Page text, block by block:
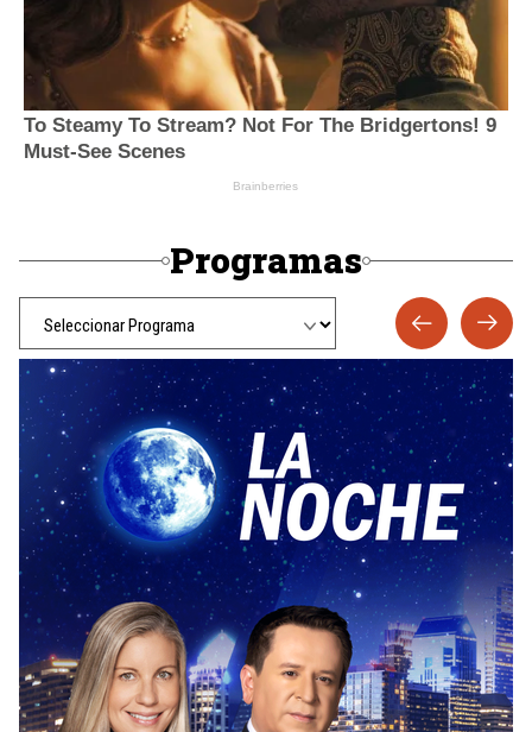
Programas